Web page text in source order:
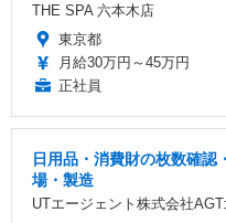
THE SPA 六本木店
東京都
月給30万円～45万円
正社員
日用品・消費財の枚数確
場・製造
UTエージェント株式会社